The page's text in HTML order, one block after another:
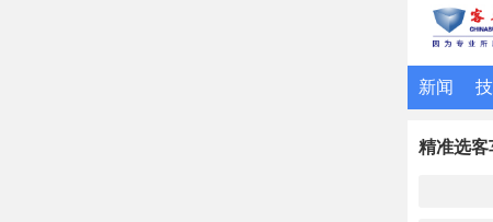
新闻
精准选客